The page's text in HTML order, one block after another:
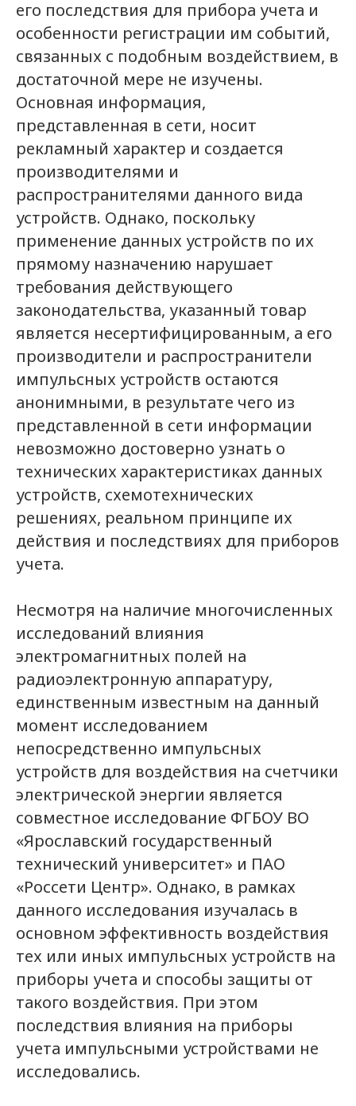
его последствия для прибора учета и
особенности регистрации им событий,
связанных с подобным воздействием, в
достаточной мере не изучены.
Основная информация,
представленная в сети, носит
рекламный характер и создается
производителями и
распространителями данного вида
устройств. Однако, поскольку
применение данных устройств по их
прямому назначению нарушает
требования действующего
законодательства, указанный товар
является несертифицированным, а его
производители и распространители
импульсных устройств остаются
анонимными, в результате чего из
представленной в сети информации
невозможно достоверно узнать о
технических характеристиках данных
устройств, схемотехнических
решениях, реальном принципе их
действия и последствиях для приборов
учета.
Несмотря на наличие многочисленных
исследований влияния
электромагнитных полей на
радиоэлектронную аппаратуру,
единственным известным на данный
момент исследованием
непосредственно импульсных
устройств для воздействия на счетчики
электрической энергии является
совместное исследование ФГБОУ ВО
«Ярославский государственный
технический университет» и ПАО
«Россети Центр». Однако, в рамках
данного исследования изучалась в
основном эффективность воздействия
тех или иных импульсных устройств на
приборы учета и способы защиты от
такого воздействия. При этом
последствия влияния на приборы
учета импульсными устройствами не
исследовались.